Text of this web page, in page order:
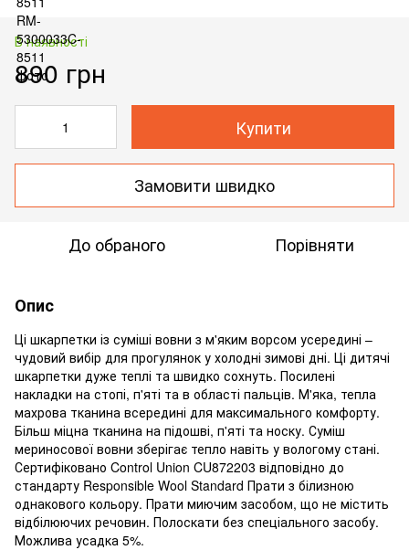
В наявності
890 грн
Купити
Замовити швидко
До обраного Порівняти
Опис
Ці шкарпетки із суміші вовни з м'яким ворсом усередині –
чудовий вибір для прогулянок у холодні зимові дні. Ці дитячі
шкарпетки дуже теплі та швидко сохнуть. Посилені
накладки на стопі, п'яті та в області пальців. М'яка, тепла
махрова тканина всередині для максимального комфорту.
Більш міцна тканина на підошві, п'яті та носку. Суміш
мериносової вовни зберігає тепло навіть у вологому стані.
Сертифіковано Control Union CU872203 відповідно до
стандарту Responsible Wool Standard Прати з білизною
однакового кольору. Прати миючим засобом, що не містить
відбілюючих речовин. Полоскати без спеціального засобу.
Можлива усадка 5%.